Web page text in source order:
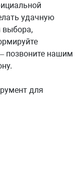
удачную
выбора,
позвоните нашим
для